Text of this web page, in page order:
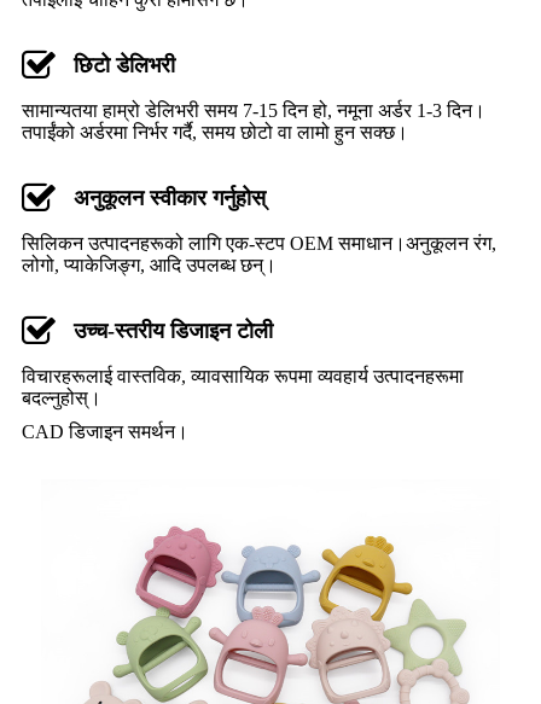
छिटो डेलिभरी
सामान्यतया हाम्रो डेलिभरी समय 7-15 दिन हो, नमूना अर्डर 1-3 दिन।
तपाईंको अर्डरमा निर्भर गर्दै, समय छोटो वा लामो हुन सक्छ।
अनुकूलन स्वीकार गर्नुहोस्
सिलिकन उत्पादनहरूको लागि एक-स्टप OEM समाधान। अनुकूलन रंग,
लोगो, प्याकेजिङ्ग, आदि उपलब्ध छन्।
उच्च-स्तरीय डिजाइन टोली
विचारहरूलाई वास्तविक, व्यावसायिक रूपमा व्यवहार्य उत्पादनहरूमा
बदल्नुहोस्।
CAD डिजाइन समर्थन।